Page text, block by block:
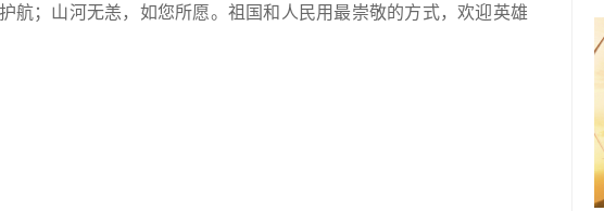
航；山河无恙，如您所愿。祖国和人民用最崇敬的方式，欢迎英雄